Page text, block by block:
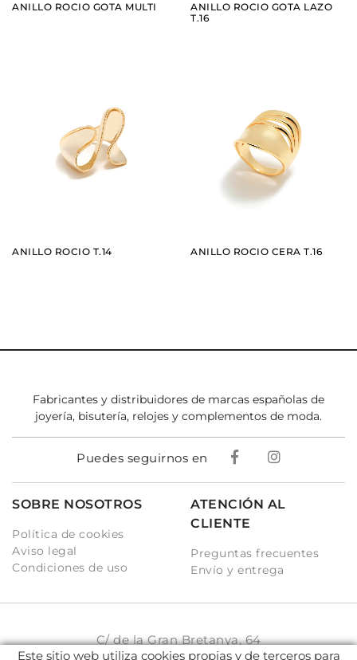
ANILLO ROCIO GOTA MULTI
ANILLO ROCIO GOTA LAZO
T.16
VER AÑADIR
ANILLO ROCIO T.14
VER AÑADIR
ANILLO ROCIO CERA T.16
Fabricantes y distribuidores de marcas españolas de
joyería, bisutería, relojes y complementos de moda.
Puedes seguirnos en
SOBRE NOSOTROS
Política de cookies
Aviso legal
Condiciones de uso
ATENCIÓN AL
CLIENTE
Preguntas frecuentes
Envío y entrega
C/ de la Gran Bretanya, 64
Este sitio web utiliza cookies propias y de terceros para